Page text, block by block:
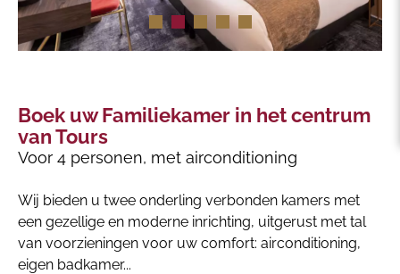
Boek uw Familiekamer in het centrum
van Tours
Voor 4 personen, met airconditioning
Wij bieden u twee onderling verbonden kamers met
een gezellige en moderne inrichting, uitgerust met tal
van voorzieningen voor uw comfort: airconditioning,
eigen badkamer...